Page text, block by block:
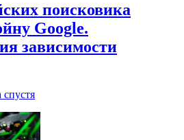
поисковика
Google.
зависимости
спустя